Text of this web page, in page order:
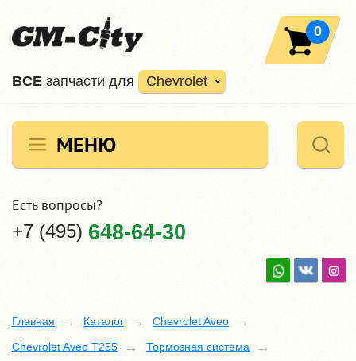
ВCE запчасти для Chevrolet
0
МЕНЮ
Есть вопросы?
+7 (495) 648-64-30
Главная Каталог
Chevrolet Aveo
Chevrolet Aveo T255
Тормозная система